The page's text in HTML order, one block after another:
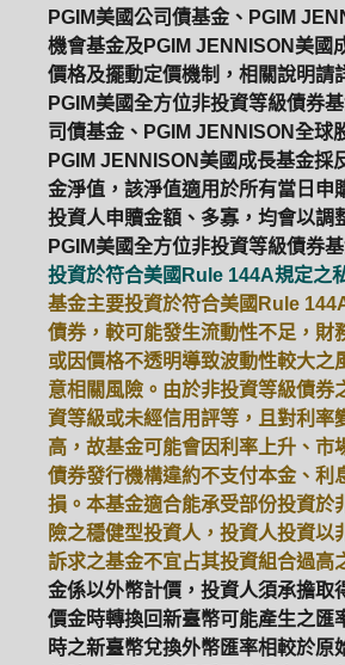
PGIM美國公司債基金、PGIM
機會基金及PGIM JENNISON美國
價格及擺動定價機制，相關說明請
PGIM美國全方位非投資等級債券
司債基金、PGIM JENNISON全球
PGIM JENNISON美國成長基金採
金淨值，該淨值適用於所有當日申
投資人申贖金額、多寡，均會以調
PGIM美國全方位非投資等級債券
投資於符合美國Rule 144A規定之
基金主要投資於符合美國Rule
債券，較可能發生流動性不足，財
或因價格不透明導致波動性較大之
意相關風險。由於非投資等級債券
資等級或未經信用評等，且對利率
高，故基金可能會因利率上升、市
債券發行機構違約不支付本金、利
損。本基金適合能承受部份投資於
險之穩健型投資人，投資人投資以
訴求之基金不宜占其投資組合過高
金係以外幣計價，投資人須承擔取
價金時轉換回新臺幣可能產生之匯
時之新臺幣兌換外幣匯率相較於原